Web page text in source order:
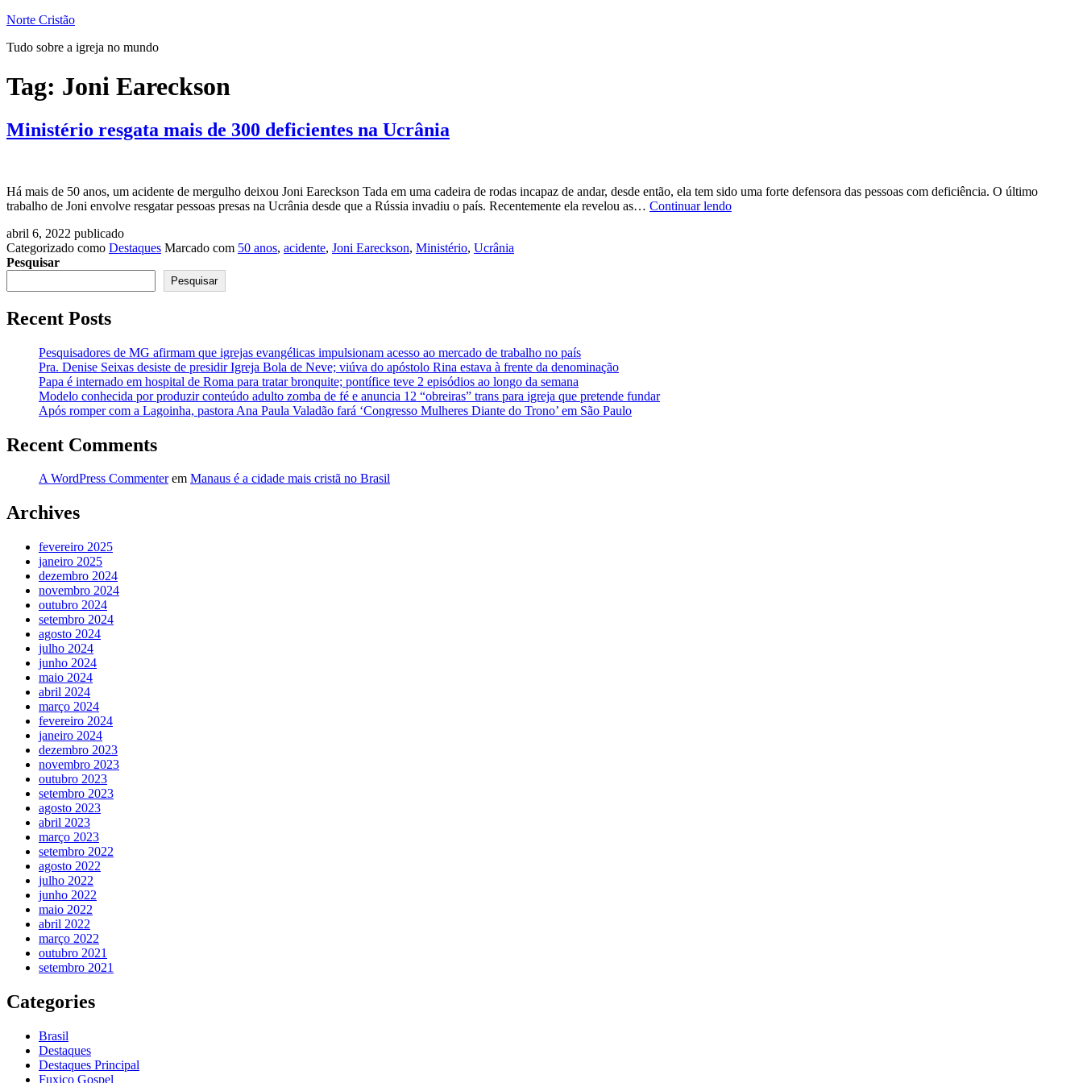
Pular
o
Norte Cristão
Tudo sobre a igreja no mundo
Tag: Joni Eareckson
Ministério resgata mais de 300 deficientes na Ucrânia
Há mais de 50 anos, um acidente de mergulho deixou Joni Eareckson Tada em uma cadeira de rodas incapaz de andar, desde então, ela tem sido uma forte defensora das pessoas com deficiência. O último
trabalho de Joni envolve resgatar pessoas presas na Ucrânia desde que a Rússia invadiu o país. Recentemente ela revelou as… Continuar lendoMinistério
abril 6, 2022 publicado
Categorizado como Destaques Marcado com 50 anos, acidente, Joni Eareckson, Ministério, Ucrânia
Pesquisar
Pesquisar
Recent Posts
Pesquisadores de MG afirmam que igrejas evangélicas impulsionam acesso ao mercado de trabalho no país
Pra. Denise Seixas desiste de presidir Igreja Bola de Neve; viúva do apóstolo Rina estava à frente da denominação
Papa é internado em hospital de Roma para tratar bronquite; pontífice teve 2 episódios ao longo da semana
Modelo conhecida por produzir conteúdo adulto zomba de fé e anuncia 12 “obreiras” trans para igreja que pretende fundar
Após romper com a Lagoinha, pastora Ana Paula Valadão fará ‘Congresso Mulheres Diante do Trono’ em São Paulo
Recent Comments
A WordPress Commenterem Manaus é a cidade mais cristã no Brasil
Archives
fevereiro 2025
janeiro 2025
dezembro 2024
novembro 2024
outubro 2024
setembro 2024
agosto 2024
julho 2024
junho 2024
maio 2024
abril 2024
março 2024
fevereiro 2024
janeiro 2024
dezembro 2023
novembro 2023
outubro 2023
setembro 2023
agosto 2023
abril 2023
março 2023
setembro 2022
agosto 2022
julho 2022
junho 2022
maio 2022
abril 2022
março 2022
outubro 2021
setembro 2021
Categories
Brasil
Destaques
Destaques Principal
Fuxico Gospel